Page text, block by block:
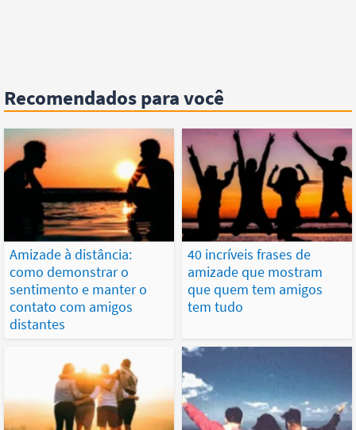
Recomendados para você
Amizade à distância:
como demonstrar o
sentimento e manter o
contato com amigos
distantes
40 incríveis frases de
amizade que mostram
que quem tem amigos
tem tudo